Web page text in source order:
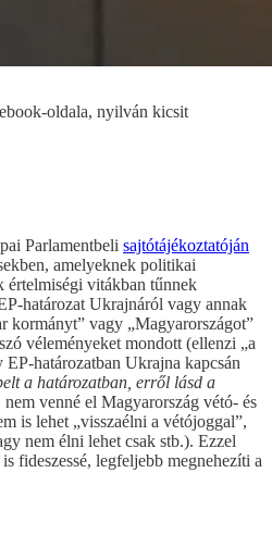
oldala, nyilván kicsit
Parlamentbeli sajtótájékoztatóján
amelyeknek politikai
értelmiségi vitákban tűnnek
határozat Ukrajnáról vagy annak
kormányt” vagy „Magyarországot”
véleményeket mondott (ellenzi „a
határozatban Ukrajna kapcsán
a határozatban, erről lásd a
nem venné el Magyarország vétó- és
is lehet „visszaélni a vétójoggal”,
nem élni lehet csak stb.). Ezzel
fideszessé, legfeljebb megnehezíti a